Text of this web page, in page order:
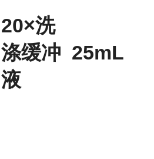
20×洗
涤缓冲
液
25mL